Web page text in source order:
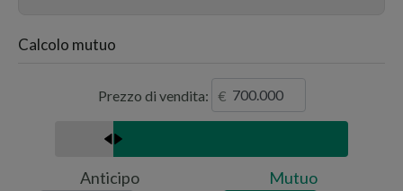
Calcolo mutuo
Prezzo di vendita:
Anticipo Mutuo